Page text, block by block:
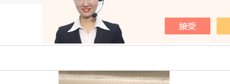
我的位置：